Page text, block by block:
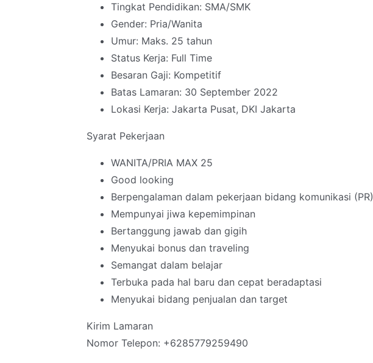
Tingkat Pendidikan: SMA/SMK
Gender: Pria/Wanita
Umur: Maks. 25 tahun
Status Kerja: Full Time
Besaran Gaji: Kompetitif
Batas Lamaran: 30 September 2022
Lokasi Kerja: Jakarta Pusat, DKI Jakarta
Syarat Pekerjaan
WANITA/PRIA MAX 25
Good looking
Berpengalaman dalam pekerjaan bidang komunikasi (PR)
Mempunyai jiwa kepemimpinan
Bertanggung jawab dan gigih
Menyukai bonus dan traveling
Semangat dalam belajar
Terbuka pada hal baru dan cepat beradaptasi
Menyukai bidang penjualan dan target
Kirim Lamaran
Nomor Telepon: +6285779259490